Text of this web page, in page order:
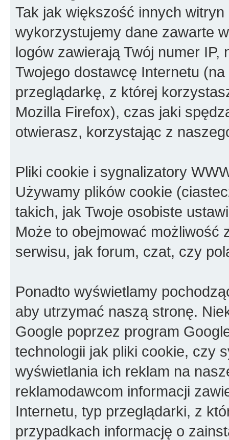
Tak jak większość innych
wykorzystujemy dane zawarte
logów zawierają Twój numer
Twojego dostawcę Internetu
przeglądarkę, z której
Mozilla Firefox), czas jaki
otwierasz, korzystając z
Pliki cookie i sygnalizatory
Używamy plików cookie
takich, jak Twoje osobiste
Może to obejmować możliwość
serwisu, jak forum, czat, czy
Ponadto wyświetlamy
aby utrzymać naszą stronę.
Google poprzez program
technologii jak pliki cookie, czy
wyświetlania ich reklam na
reklamodawcom informacji
Internetu, typ przeglądarki, z
przypadkach informację o